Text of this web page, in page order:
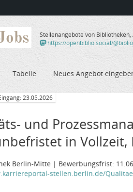
Stellenangebote von
https://openbiblio.social/
Tabelle Neues Angebot
23.05.2026
und
in
Berlin-Mitte | Bewerbungsfrist:
stellen.berlin.de/